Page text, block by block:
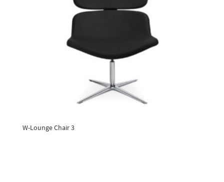
W-Lounge Chair 3